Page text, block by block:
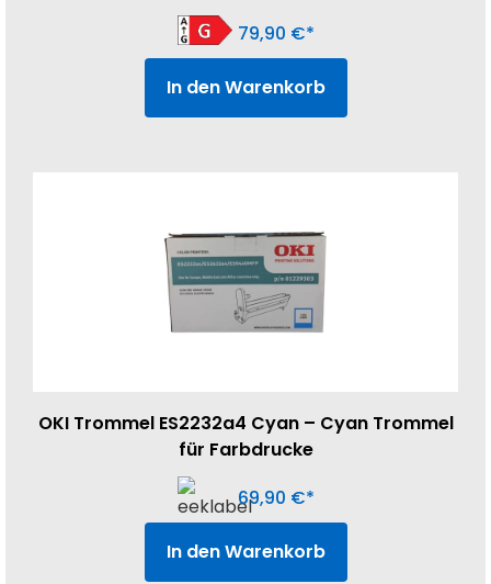
79,90 €
In den Warenkorb
OKI Trommel ES2232a4 Cyan – Cyan Trommel
für Farbdrucke
69,90 €
In den Warenkorb